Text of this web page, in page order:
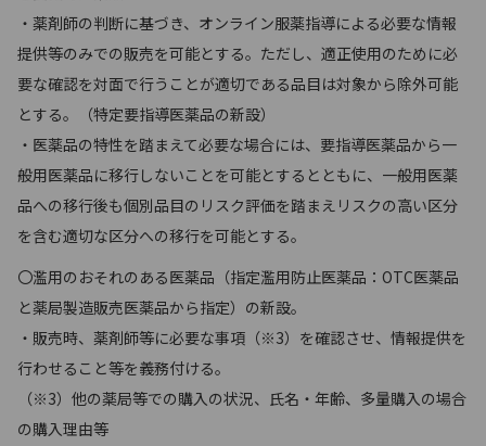
・薬剤師の判断に基づき、オンライン服薬指導による必要な情報
提供等のみでの販売を可能とする。ただし、適正使用のために必
要な確認を対面で行うことが適切である品目は対象から除外可能
とする。（特定要指導医薬品の新設）
・医薬品の特性を踏まえて必要な場合には、要指導医薬品から一
般用医薬品に移行しないことを可能とするとともに、一般用医薬
品への移行後も個別品目のリスク評価を踏まえリスクの高い区分
を含む適切な区分への移行を可能とする。
〇濫用のおそれのある医薬品（指定濫用防止医薬品：OTC医薬品
と薬局製造販売医薬品から指定）の新設。
・販売時、薬剤師等に必要な事項（※3）を確認させ、情報提供を
行わせること等を義務付ける。
（※3）他の薬局等での購入の状況、氏名・年齢、多量購入の場合
の購入理由等